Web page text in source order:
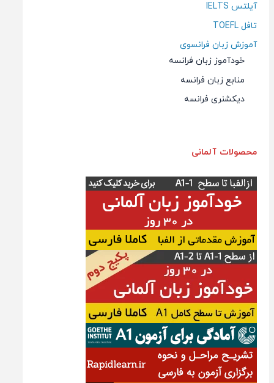
آیلتس IELTS
تافل TOEFL
آموزش زبان فرانسوی
خودآموز زبان فرانسه
منابع زبان فرانسه
دیکشنری فرانسه
محصولات آلمانی